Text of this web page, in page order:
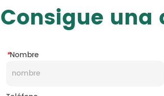
Consigue una
*Nombre